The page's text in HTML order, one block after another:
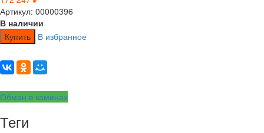
Артикул: 00000396
В наличии
Купить
В избранное
Обман в каминах
Теги